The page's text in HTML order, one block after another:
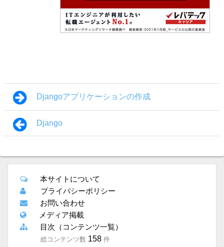
Djangoアプリケーションの作成
Django
本サイトについて
プライバシーポリシー
お問い合わせ
メディア掲載
目次（コンテンツ一覧）
総コンテンツ数 158 件